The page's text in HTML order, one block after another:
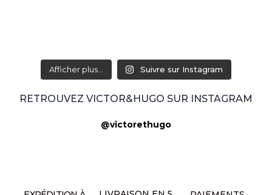
Afficher plus... Suivre sur Instagram
RETROUVEZ VICTOR&HUGO SUR INSTAGRAM
@victorethugo